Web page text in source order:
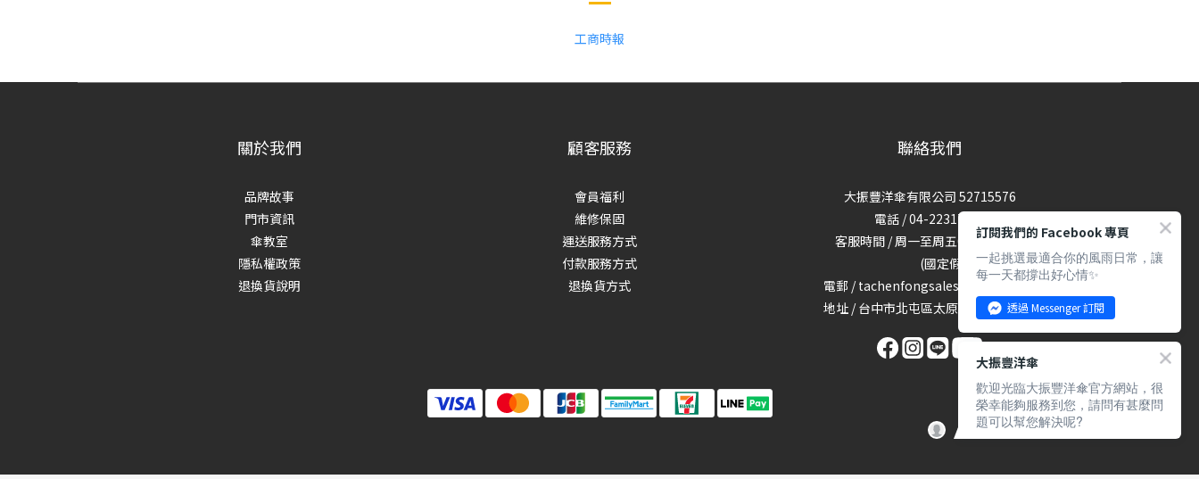
工商時報
關於我們
品牌故事
門市資訊
傘教室
隱私權政策
退換貨說明
顧客服務
會員福利
維修保固
運送服務方式
付款服務方式
退換貨方式
聯絡我們
大振豐洋傘有限公司 52715576
電話 / 04-22317689
客服時間 / 周一至周五09:00-18:00
(國定假日休)
電郵 / tachenfongsales@gmail.com
地址 / 台中市北屯區太原路三段1160號
訂閱我們的 Facebook 專頁
一起挑選最適合你的風雨日常，讓
每一天都撐出好心情✨
透過 Messenger 訂閱
大振豐洋傘
歡迎光臨大振豐洋傘官方網站，很
榮幸能夠服務到您，請問有甚麼問
題可以幫您解決呢?